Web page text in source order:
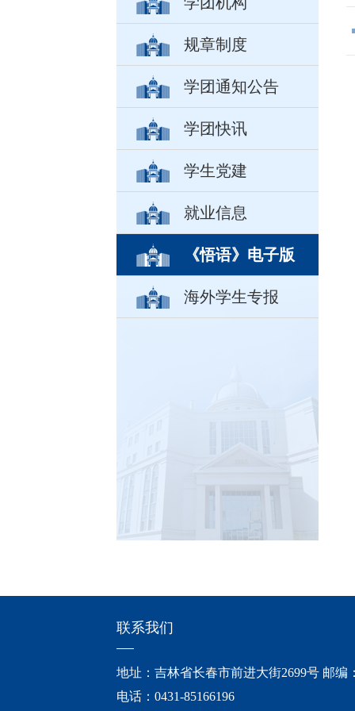
规章制度
学团通知公告
学团快讯
学生党建
就业信息
《悟语》电子版
海外学生专报
联系我们
地址：吉林省长春市前进大街2699号 邮编
电话：0431-85166196